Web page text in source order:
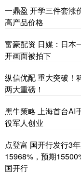
一鼎盈 开学三件套涨
高产品价格
富豪配资 日媒：日本
开画面被拍下
纵信优配 重大突破！
两大重磅！
黑牛策略 上海首台AI
役军人创业
点登富 国开行发行3
15968%，预期
国开行